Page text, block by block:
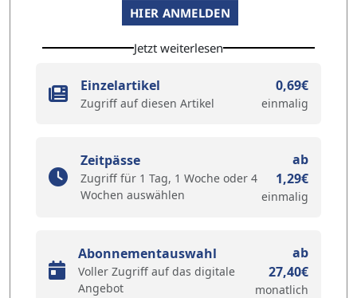
HIER ANMELDEN
Jetzt weiterlesen
Einzelartikel
Zugriff auf diesen Artikel
0,69€
einmalig
Zeitpässe
Zugriff für 1 Tag, 1 Woche oder 4
Wochen auswählen
ab
1,29€
einmalig
Abonnementauswahl
Voller Zugriff auf das digitale
Angebot
ab
27,40€
monatlich